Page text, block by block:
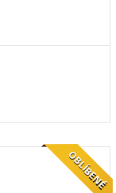
OBLÍBENÉ